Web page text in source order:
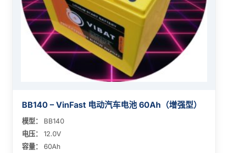
BB140 – VinFast 电动汽车电池 60Ah（增强型）
模型：
BB140
电压：
12.0V
容量：
60Ah